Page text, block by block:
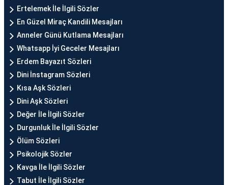
Ertelemek İle İlgili Sözler
En Güzel Miraç Kandili Mesajları
Anneler Günü Kutlama Mesajları
Whatsapp İyi Geceler Mesajları
Erdem Bayazıt Sözleri
Dini İnstagram Sözleri
Kısa Aşk Sözleri
Dini Aşk Sözleri
Değer İle İlgili Sözler
Durgunluk İle İlgili Sözler
Ölüm Sözleri
Psikolojik Sözler
Kavga İle İlgili Sözler
Tabut İle İlgili Sözler